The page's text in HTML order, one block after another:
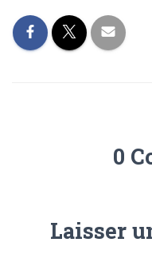
0
Laisser